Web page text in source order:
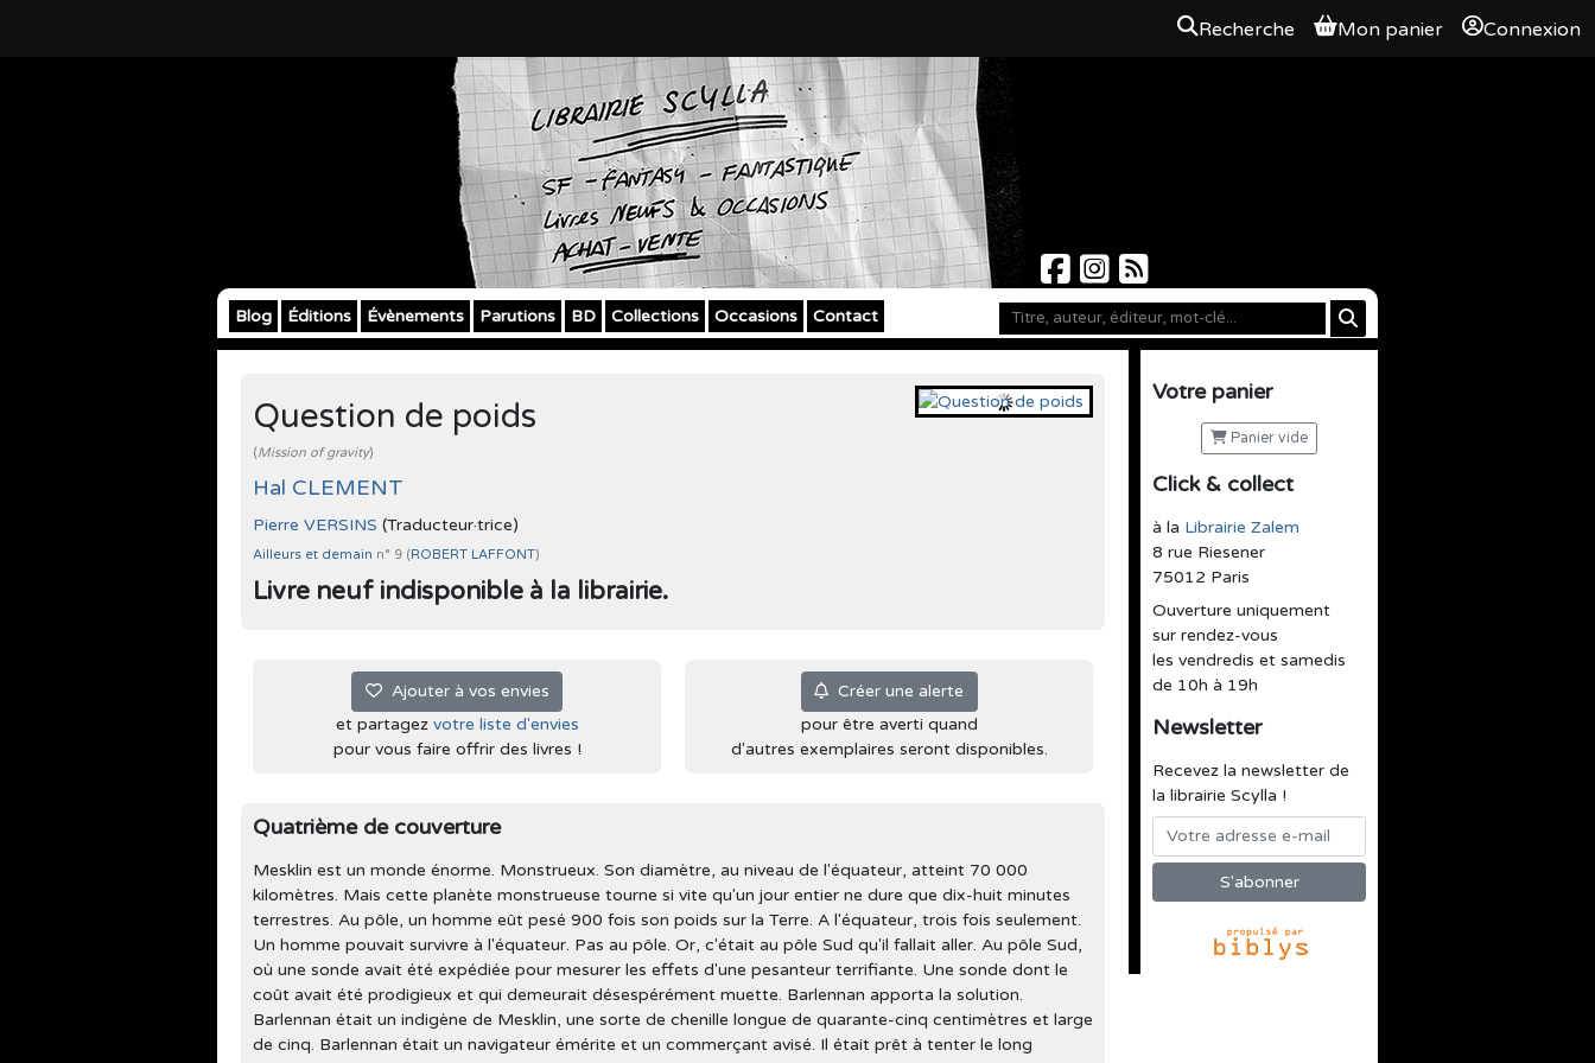
Recherche Mon panier Connexion
Blog Éditions Évènements Parutions BD Collections Occasions Contact
Votre panier
Panier vide
Click & collect
à la Librairie Zalem
8 rue Riesener
75012 Paris
Ouverture uniquement
sur rendez-vous
les vendredis et samedis
de 10h à 19h
Newsletter
Recevez la newsletter de
la librairie Scylla !
Question de poids
(Mission of gravity)
Hal CLEMENT
Pierre VERSINS (Traducteur·trice)
Ailleurs et demain n° 9 (ROBERT LAFFONT)
Livre neuf indisponible à la librairie.
Ajouter à vos envies
et partagez votre liste d'envies
pour vous faire offrir des livres !
Créer une alerte
pour être averti quand
d'autres exemplaires seront disponibles.
Quatrième de couverture
Mesklin est un monde énorme. Monstrueux. Son diamètre, au niveau de l'équateur, atteint 70 000
kilomètres. Mais cette planète monstrueuse tourne si vite qu'un jour entier ne dure que dix-huit minutes
terrestres. Au pôle, un homme eût pesé 900 fois son poids sur la Terre. A l'équateur, trois fois seulement.
Un homme pouvait survivre à l'équateur. Pas au pôle. Or, c'était au pôle Sud qu'il fallait aller. Au pôle Sud,
où une sonde avait été expédiée pour mesurer les effets d'une pesanteur terrifiante. Une sonde dont le
coût avait été prodigieux et qui demeurait désespérément muette. Barlennan apporta la solution.
Barlennan était un indigène de Mesklin, une sorte de chenille longue de quarante-cinq centimètres et large
de cinq. Barlennan était un navigateur émérite et un commerçant avisé. Il était prêt à tenter le long